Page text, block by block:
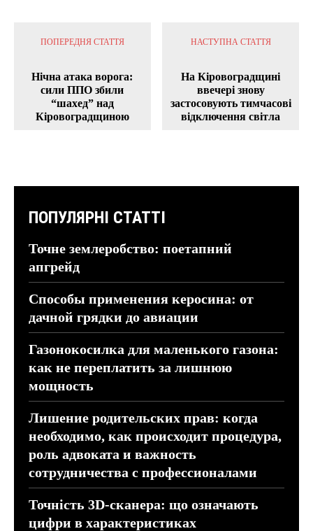
ПОПЕРЕДНЯ СТАТТЯ
Нічна атака ворога:
сили ППО збили
“шахед” над
Кіровоградщиною
НАСТУПНА СТАТТЯ
На Кіровоградщині
ввечері знову
застосовують тимчасові
відключення світла
ПОПУЛЯРНІ СТАТТІ
Точне землеробство: поетапний
апгрейд
Способы применения керосина: от
дачной грядки до авиации
Газонокосилка для маленького газона:
как не переплатить за лишнюю
мощность
Лишение родительских прав: когда
необходимо, как происходит процедура,
роль адвоката и важность
сотрудничества с профессионалами
Точність 3D-сканера: що означають
цифри в характеристиках